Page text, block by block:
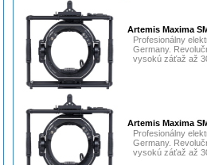
Artemis Maxima
Profesionálny
Germany.
vysokú záťaž až
Artemis Maxima
Profesionálny
Germany.
vysokú záťaž až